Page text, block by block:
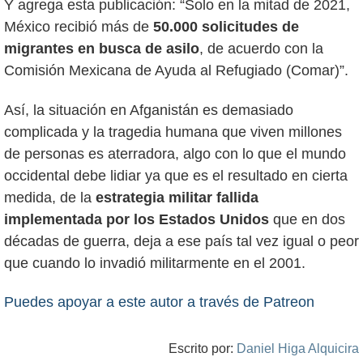
Y agrega esta publicación: “Solo en la mitad de 2021,
México recibió más de 50.000 solicitudes de
migrantes en busca de asilo, de acuerdo con la
Comisión Mexicana de Ayuda al Refugiado (Comar)”.
Así, la situación en Afganistán es demasiado
complicada y la tragedia humana que viven millones
de personas es aterradora, algo con lo que el mundo
occidental debe lidiar ya que es el resultado en cierta
medida, de la estrategia militar fallida
implementada por los Estados Unidos que en dos
décadas de guerra, deja a ese país tal vez igual o peor
que cuando lo invadió militarmente en el 2001.
Puedes apoyar a este autor a través de Patreon
Escrito por: Daniel Higa Alquicira